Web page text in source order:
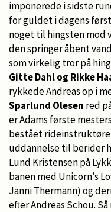
imponerede i sidste
for guldet i dagens
noget til hingsten mod
den springer åbent
som virkelig tror på
Gitte Dahl og Rikke
rykkede Andreas op i
Sparlund Olesen red
er Adams første
bestået
uddannelse til berider
Lund Kristensen på
banen med Unicorn’s
Janni Thermann) og
efter Andreas Schou.